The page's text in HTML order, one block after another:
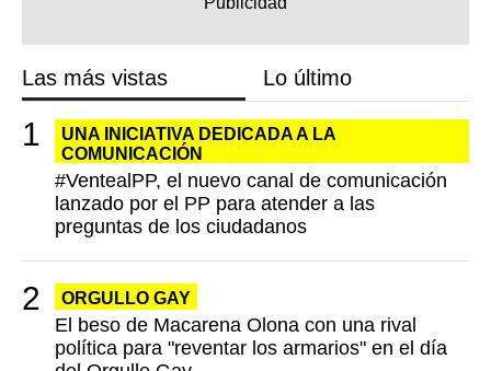
Las más vistas Lo último
UNA INICIATIVA DEDICADA A LA
COMUNICACIÓN
#VentealPP, el nuevo canal de comunicación
lanzado por el PP para atender a las
preguntas de los ciudadanos
ORGULLO GAY
El beso de Macarena Olona con una rival
política para "reventar los armarios" en el día